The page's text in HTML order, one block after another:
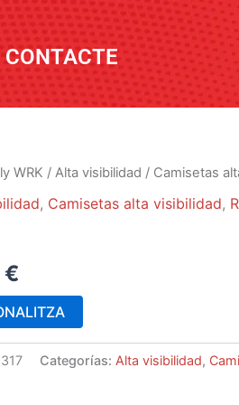
CONTACTE
WRK /Alta visibilidad / Camisetas
, Camisetas alta visibilidad,
€
Categorías:Alta visibilidad,